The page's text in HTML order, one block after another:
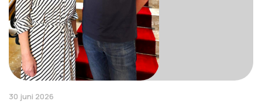
30 juni 2026